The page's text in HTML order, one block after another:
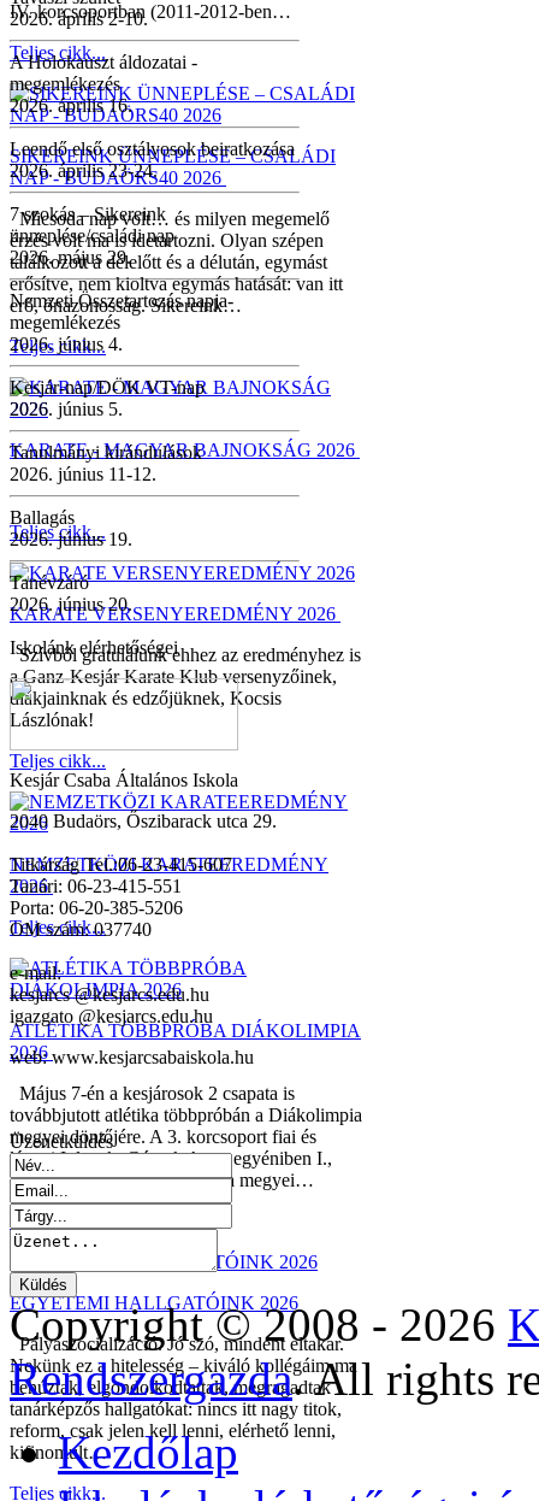
IV. korcsoportban (2011-2012-ben…
Teljes cikk...
SIKEREINK ÜNNEPLÉSE – CSALÁDI
NAP - BUDAÖRS40 2026
Micsoda nap volt… és milyen megemelő
érzés volt ma is idetartozni. Olyan szépen
találkozott a délelőtt és a délután, egymást
erősítve, nem kioltva egymás hatását: van itt
erő, önazonosság. Sikereink…
Teljes cikk...
KARATE - MAGYAR BAJNOKSÁG 2026
Teljes cikk...
KARATE VERSENYEREDMÉNY 2026
Szívből gratulálunk ehhez az eredményhez is
a Ganz-Kesjár Karate Klub versenyzőinek,
diákjainknak és edzőjüknek, Kocsis
Lászlónak!
Teljes cikk...
NEMZETKÖZI KARATEEREDMÉNY
2026
Teljes cikk...
ATLÉTIKA TÖBBPRÓBA DIÁKOLIMPIA
2026
Május 7-én a kesjárosok 2 csapata is
továbbjutott atlétika többpróbán a Diákolimpia
megyei döntőjére. A 3. korcsoport fiai és
lányai I. lettek, Gécsek Anna egyéniben I.,
mindannyian továbbjutottak a megyei…
Teljes cikk...
EGYETEMI HALLGATÓINK 2026
Pályaszocializáció. Jó szó, mindent eltakar.
Nekünk ez a hitelesség – kiváló kollégáim ma
behúztak, elgondolkodtattak, megragadtak
tanárképzős hallgatókat: nincs itt nagy titok,
reform, csak jelen kell lenni, elérhető lenni,
kifinomult…
Teljes cikk...
2026. április 2-10.
A Holokauszt áldozatai -
megemlékezés
2026. április 16.
Leendő első osztályosok beiratkozása
2026. április 23-24.
7 szokás – Sikereink
ünneplése/családi nap
2026. május 29.
Nemzeti Összetartozás napja-
megemlékezés
2026. június 4.
Kesjár-nap/DÖK VT-nap
2026. június 5.
Tanulmányi kirándulások
2026. június 11-12.
Ballagás
2026. június 19.
Tanévzáró
2026. június 20.
Iskolánk elérhetőségei
Kesjár Csaba Általános Iskola
2040 Budaörs, Őszibarack utca 29.
Titkárság Tel.:06-23-415-607
Tanári: 06-23-415-551
Porta: 06-20-385-5206
OM szám: 037740
e-mail:
kesjarcs @kesjarcs.edu.hu
igazgato @kesjarcs.edu.hu
web: www.kesjarcsabaiskola.hu
Üzenetküldés
Copyright © 2008 - 2026
Rendszergazda. All rights
Kezdőlap